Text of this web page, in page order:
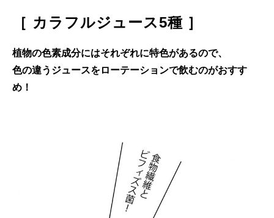
［ カラフルジュース5種 ］
植物の色素成分にはそれぞれに特色があるので、
色の違うジュースをローテーションで飲むのがおすす
め！